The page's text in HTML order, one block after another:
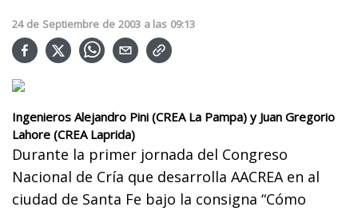
24 de Septiembre de 2003 a las 09:13
Ingenieros Alejandro Pini (CREA La Pampa) y Juan Gregorio
Lahore (CREA Laprida)
Durante la primer jornada del Congreso
Nacional de Cría que desarrolla AACREA en al
ciudad de Santa Fe bajo la consigna “Cómo